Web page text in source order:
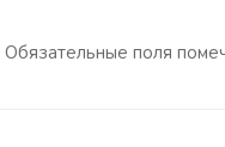
Обязательные поля